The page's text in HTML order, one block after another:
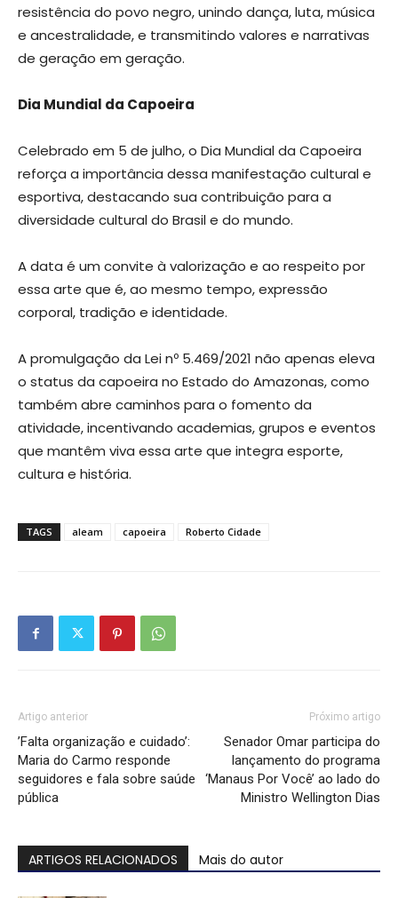
resistência do povo negro, unindo dança, luta, música
e ancestralidade, e transmitindo valores e narrativas
de geração em geração.
Dia Mundial da Capoeira
Celebrado em 5 de julho, o Dia Mundial da Capoeira
reforça a importância dessa manifestação cultural e
esportiva, destacando sua contribuição para a
diversidade cultural do Brasil e do mundo.
A data é um convite à valorização e ao respeito por
essa arte que é, ao mesmo tempo, expressão
corporal, tradição e identidade.
A promulgação da Lei nº 5.469/2021 não apenas eleva
o status da capoeira no Estado do Amazonas, como
também abre caminhos para o fomento da
atividade, incentivando academias, grupos e eventos
que mantêm viva essa arte que integra esporte,
cultura e história.
TAGS aleam capoeira Roberto Cidade
Artigo anterior
’Falta organização e cuidado’:
Maria do Carmo responde
seguidores e fala sobre saúde
pública
Próximo artigo
Senador Omar participa do
lançamento do programa
‘Manaus Por Você’ ao lado do
Ministro Wellington Dias
ARTIGOS RELACIONADOS Mais do autor